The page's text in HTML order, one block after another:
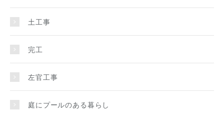
土工事
完工
左官工事
庭にプールのある暮らし